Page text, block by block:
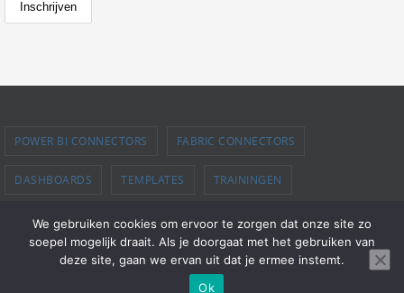
POWER BI CONNECTORS FABRIC CONNECTORS
DASHBOARDS TEMPLATES TRAININGEN
PROEFVERSIE AANVRAGEN SUPPORT OFFERTE BLOG
Disclaimer
We gebruiken cookies om ervoor te zorgen dat onze site zo
soepel mogelijk draait. Als je doorgaat met het gebruiken van
deze site, gaan we ervan uit dat je ermee instemt.
Ok